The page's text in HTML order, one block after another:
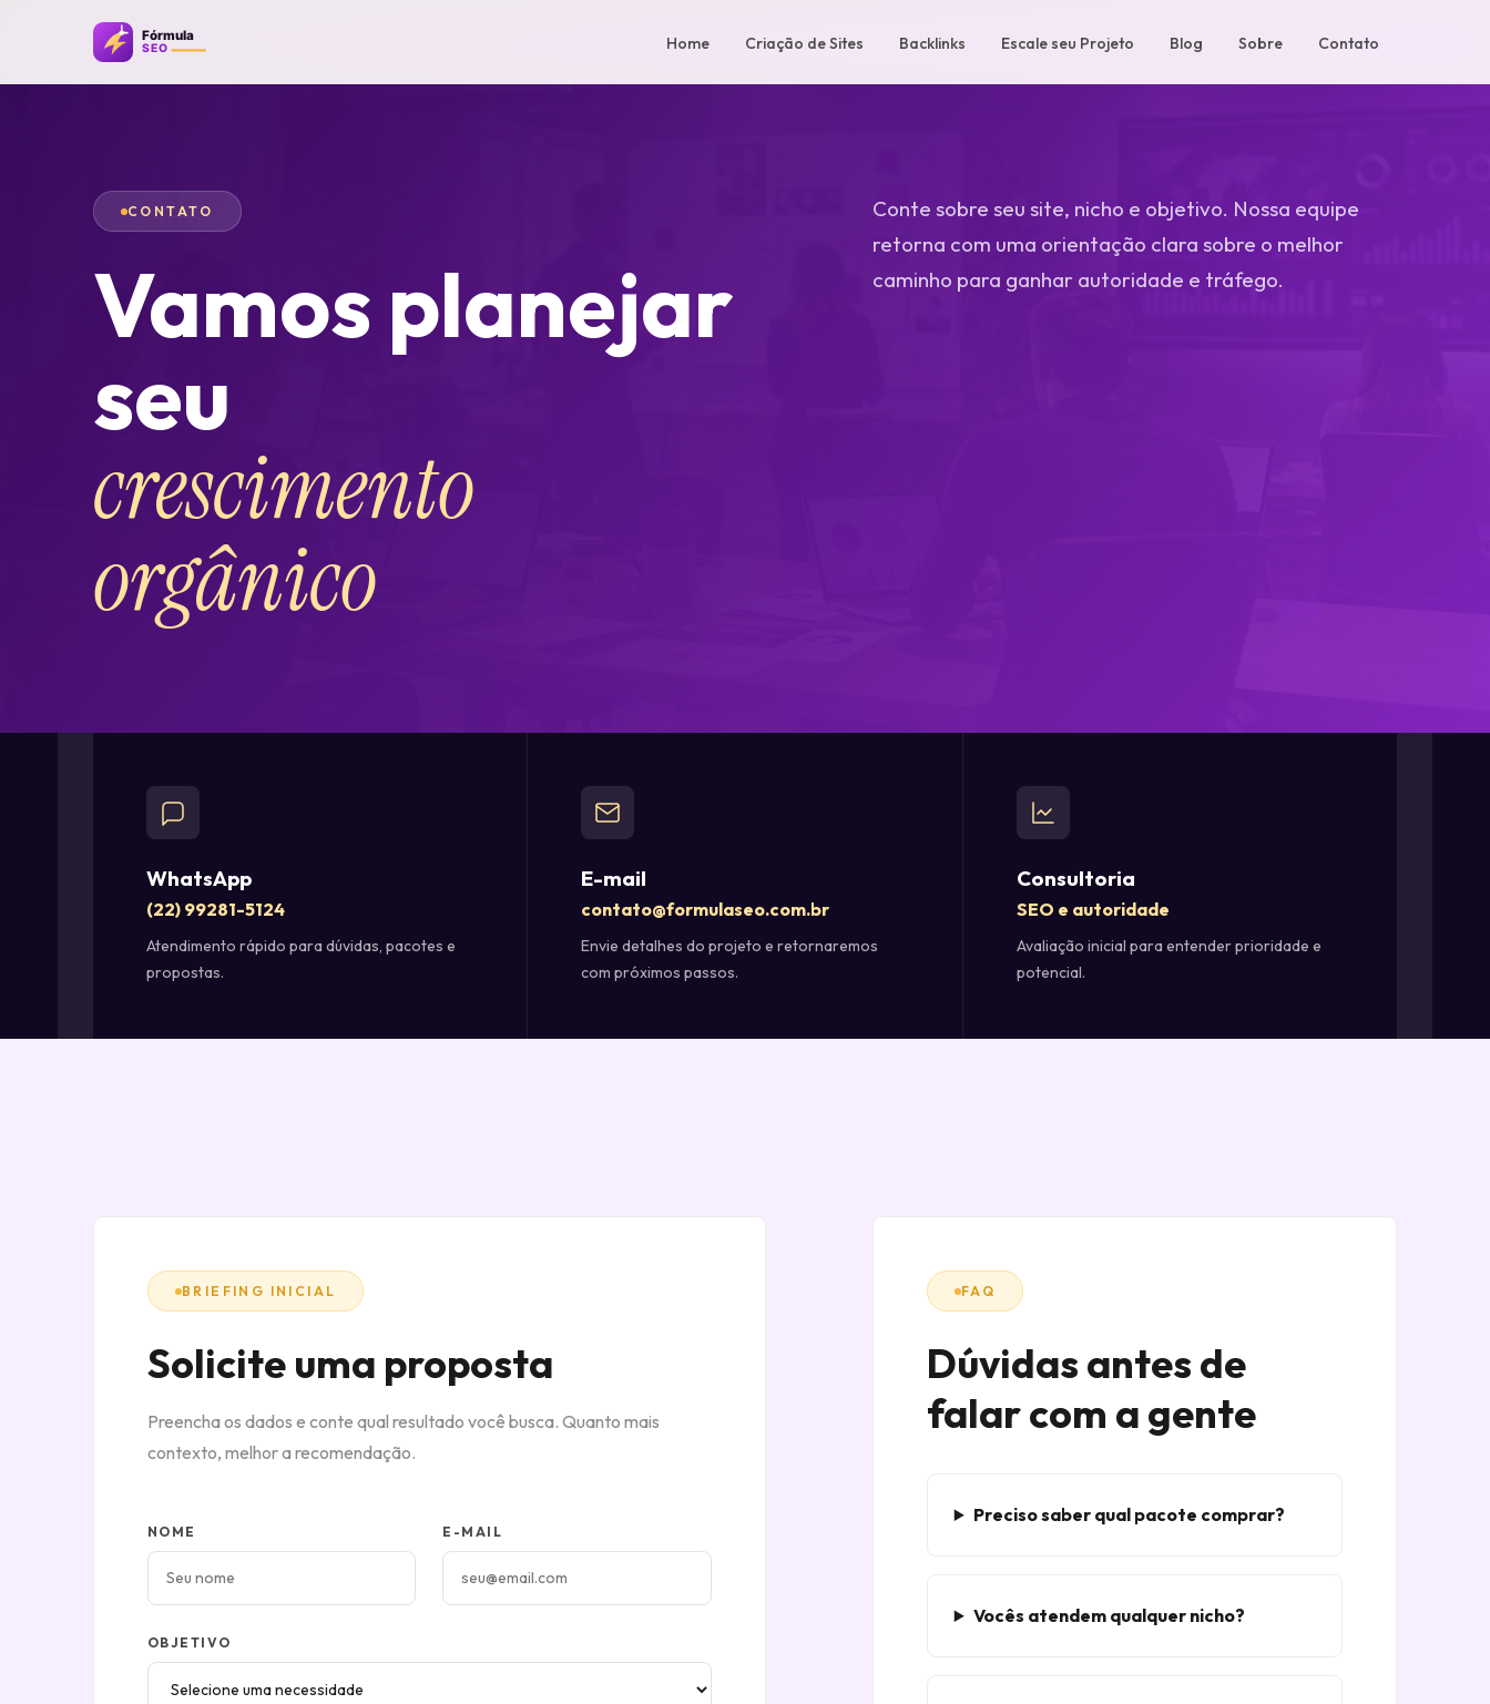
Home Criação de Sites Backlinks Escale seu Projeto Blog Sobre Contato
CONTATO
Vamos planejar
seu
crescimento
orgânico
Conte sobre seu site, nicho e objetivo. Nossa equipe
retorna com uma orientação clara sobre o melhor
caminho para ganhar autoridade e tráfego.
WhatsApp
(22) 99281-5124
Atendimento rápido para dúvidas, pacotes e
propostas.
E-mail
contato@formulaseo.com.br
Envie detalhes do projeto e retornaremos
com próximos passos.
Consultoria
SEO e autoridade
Avaliação inicial para entender prioridade e
potencial.
BRIEFING INICIAL
Solicite uma proposta
Preencha os dados e conte qual resultado você busca. Quanto mais
contexto, melhor a recomendação.
NOME E-MAIL
OBJETIVO
FAQ
Dúvidas antes de
falar com a gente
Preciso saber qual pacote comprar?
Vocês atendem qualquer nicho?